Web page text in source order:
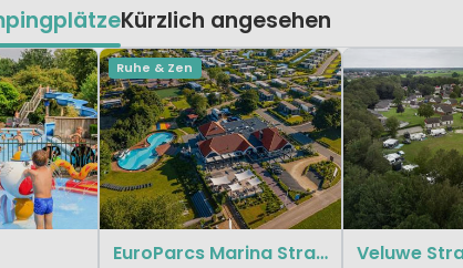
Kürzlich angesehen
Ruhe & Zen
EuroParcs Marina Strandbad Veluwe